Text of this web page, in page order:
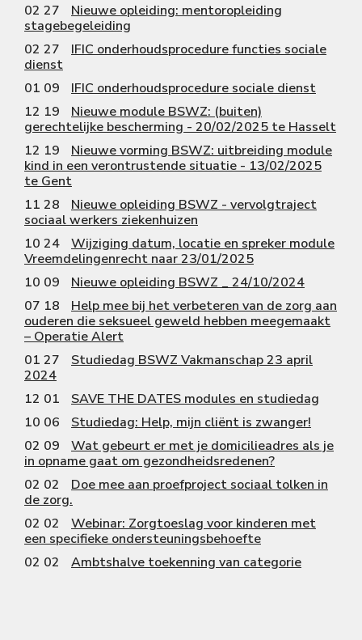
02 27
Nieuwe opleiding: mentoropleiding
stagebegeleiding
02 27
IFIC onderhoudsprocedure functies sociale
dienst
01 09
IFIC onderhoudsprocedure sociale dienst
12 19
Nieuwe module BSWZ: (buiten)
gerechtelijke bescherming - 20/02/2025 te Hasselt
12 19
Nieuwe vorming BSWZ: uitbreiding module
kind in een verontrustende situatie - 13/02/2025
te Gent
11 28
Nieuwe opleiding BSWZ - vervolgtraject
sociaal werkers ziekenhuizen
10 24
Wijziging datum, locatie en spreker module
Vreemdelingenrecht naar 23/01/2025
10 09
Nieuwe opleiding BSWZ _ 24/10/2024
07 18
Help mee bij het verbeteren van de zorg aan
ouderen die seksueel geweld hebben meegemaakt
– Operatie Alert
01 27
Studiedag BSWZ Vakmanschap 23 april
2024
12 01
SAVE THE DATES modules en studiedag
10 06
Studiedag: Help, mijn cliënt is zwanger!
02 09
Wat gebeurt er met je domicilieadres als je
in opname gaat om gezondheidsredenen?
02 02
Doe mee aan proefproject sociaal tolken in
de zorg.
02 02
Webinar: Zorgtoeslag voor kinderen met
een specifieke ondersteuningsbehoefte
02 02
Ambtshalve toekenning van categorie